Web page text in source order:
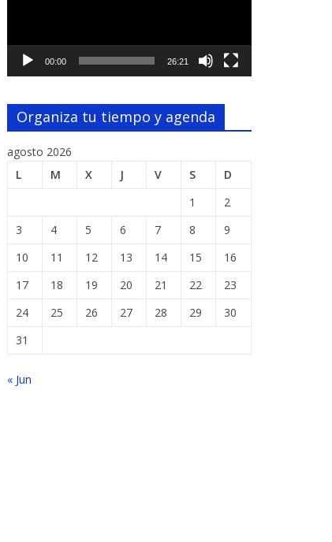
00:00 26:21
Organiza tu tiempo y agenda
agosto 2026
L
M X J V S
D
1
2
3
4 5 6 7 8
9
10
11 12 13 14 15
16
17
18 19 20 21 22
23
24
25 26 27 28 29
30
31
« Jun